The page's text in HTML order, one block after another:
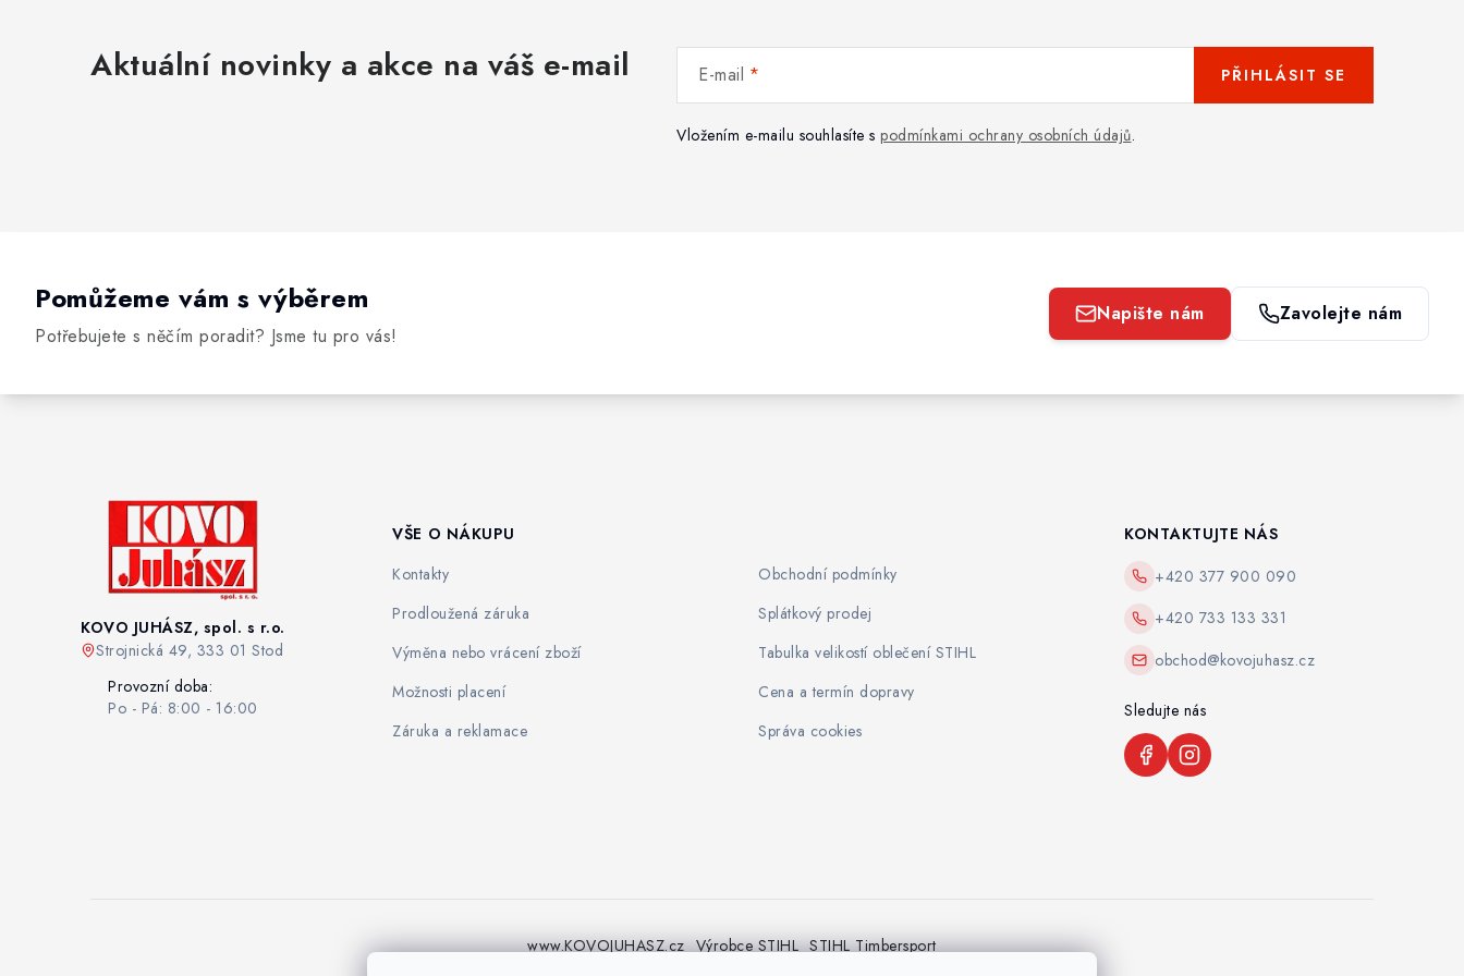
Aktuální novinky a akce na váš e-mail E-mail
Vložením e-mailu souhlasíte s podmínkami ochrany osobních údajů.
PŘIHLÁSIT SE
Pomůžeme vám s výběrem
Potřebujete s něčím poradit? Jsme tu pro vás!
Napište nám Zavolejte nám
KOVO JUHÁSZ, spol. s r.o.
Strojnická 49, 333 01 Stod
Provozní doba:
Po - Pá: 8:00 - 16:00
VŠE O NÁKUPU
Kontakty
Prodloužená záruka
Výměna nebo vrácení zboží
Možnosti placení
Záruka a reklamace
Obchodní podmínky
Splátkový prodej
Tabulka velikostí oblečení STIHL
Cena a termín dopravy
Správa cookies
KONTAKTUJTE NÁS
+420 377 900 090
+420 733 133 331
obchod@kovojuhasz.cz
Sledujte nás
www.KOVOJUHASZ.cz Výrobce STIHL STIHL Timbersport